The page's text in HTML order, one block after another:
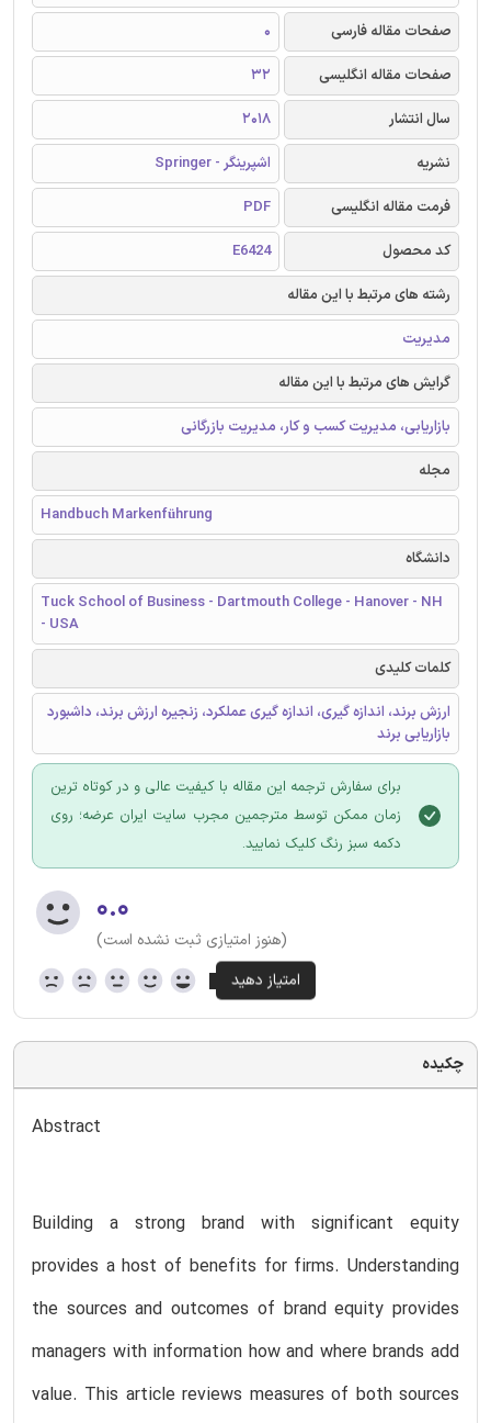
صفحات مقاله فارسی
0
صفحات مقاله انگلیسی
32
سال انتشار
2018
نشریه
اشپرینگر - Springer
فرمت مقاله انگلیسی
PDF
کد محصول
E6424
رشته های مرتبط با این مقاله
مدیریت
گرایش های مرتبط با این مقاله
بازاریابی، مدیریت کسب و کار، مدیریت بازرگانی
مجله
Handbuch Markenführung
دانشگاه
Tuck School of Business - Dartmouth College - Hanover - NH
- USA
کلمات کلیدی
ارزش برند، اندازه گیری، اندازه گیری عملکرد، زنجیره ارزش برند، داشبورد
بازاریابی برند
برای سفارش ترجمه این مقاله با کیفیت عالی و در کوتاه ترین
زمان ممکن توسط مترجمین مجرب سایت ایران عرضه؛ روی
دکمه سبز رنگ کلیک نمایید.
۰.۰
(هنوز امتیازی ثبت نشده است)
چکیده
Abstract
Building a strong brand with significant equity
provides a host of benefits for firms. Understanding
the sources and outcomes of brand equity provides
managers with information how and where brands add
value. This article reviews measures of both sources